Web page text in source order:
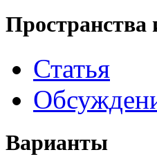
Пространства
Статья
Варианты